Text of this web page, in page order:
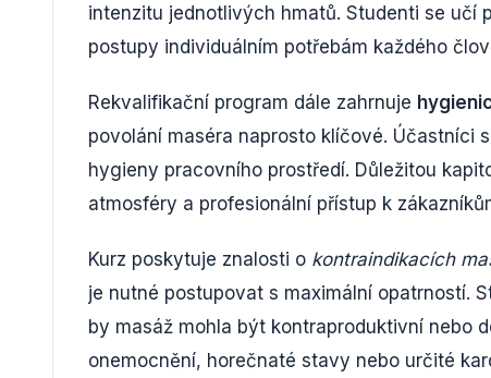
intenzitu jednotlivých hmatů. Studenti se učí
postupy individuálním potřebám každého
Rekvalifikační program dále zahrnuje
povolání maséra naprosto klíčové. Účastníci
hygieny pracovního prostředí. Důležitou
atmosféry a profesionální přístup k
Kurz poskytuje znalosti o kontraindikacích
je nutné postupovat s maximální opatrností.
by masáž mohla být kontraproduktivní nebo
onemocnění, horečnaté stavy nebo určité